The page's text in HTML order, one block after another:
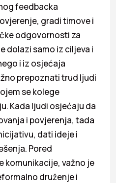
feedbacka
gradi timove i
odgovornosti za
dolazi samo iz ciljeva i
i iz osjećaja
prepoznati trud ljudi
se kolege
Kada ljudi osjećaju da
i povjerenja, tada
dati ideje i
Pored
komunikacije, važno je
druženje i